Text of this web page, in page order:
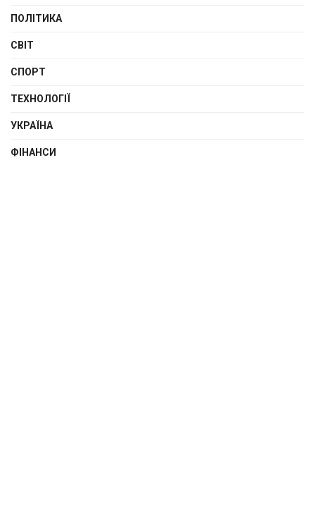
ПОЛІТИКА
СВІТ
СПОРТ
ТЕХНОЛОГІЇ
УКРАЇНА
ФІНАНСИ